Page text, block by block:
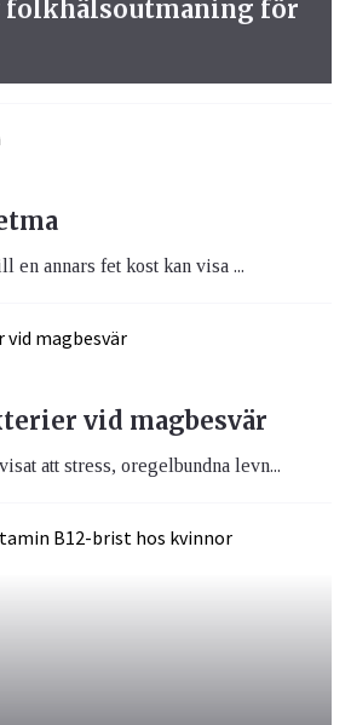
annars fet kost kan visa ...
vid magbesvär
att stress, oregelbundna levn...
folkhälsoutmaning för